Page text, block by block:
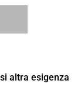
altra esigenza